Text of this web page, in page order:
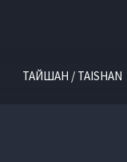
ТАЙШАН / TAISHAN